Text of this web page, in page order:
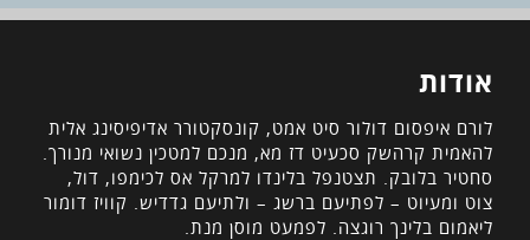
אודות
לורם איפסום דולור סיט אמט, קונסקטורר אדיפיסינג אלית
להאמית קרהשק סכעיט דז מא, מנכם למטכין נשואי מנורך.
סחטיר בלובק. תצטנפל בלינדו למרקל אס לכימפו, דול,
צוט ומעיוט – לפתיעם ברשג – ולתיעם גדדיש. קוויז דומור
ליאמום בלינך רוגצה. לפמעט מוסן מנת.